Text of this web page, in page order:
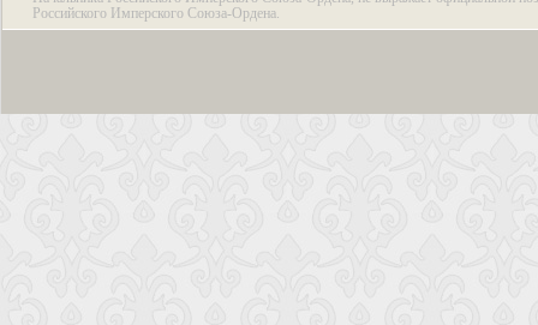
Российского Имперского Союза-Ордена.